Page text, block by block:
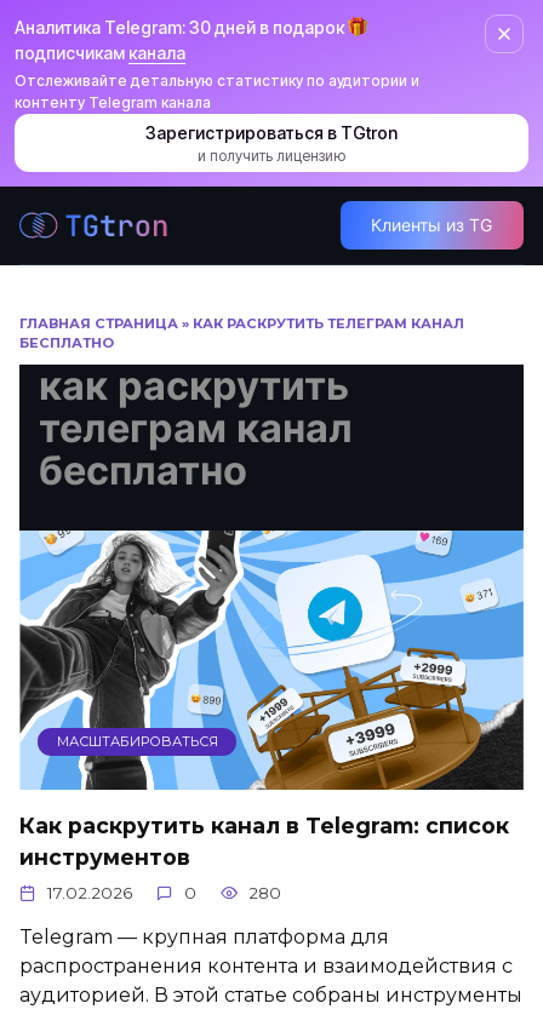
Аналитика Telegram: 30 дней в подарок
подписчикам канала
Отслеживайте детальную статистику по аудитории и
контенту Telegram канала
Зарегистрироваться в TGtron
и получить лицензию
Клиенты из TG
ГЛАВНАЯ СТРАНИЦА » КАК РАСКРУТИТЬ ТЕЛЕГРАМ КАНАЛ
БЕСПЛАТНО
как раскрутить
телеграм канал
бесплатно
МАСШТАБИРОВАТЬСЯ
Как раскрутить канал в Telegram: список
инструментов
17.02.2026 0 280
Telegram — крупная платформа для
распространения контента и взаимодействия с
аудиторией. В этой статье собраны инструменты